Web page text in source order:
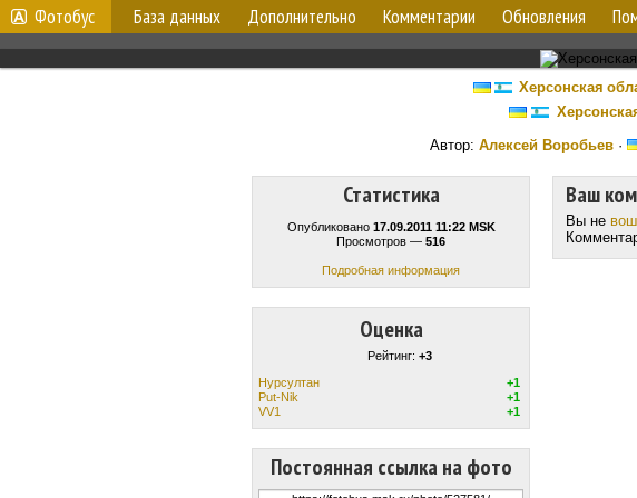
Фотобус База данных Дополнительно Комментарии Обновления
Херсонская
Автор: Алексей Воробьев·
Статистика
Опубликовано 17.09.2011 11:22 MSK
Просмотров — 516
Подробная информация
Оценка
Рейтинг: +3
Нурсултан
+1
Put-Nik
+1
VV1
+1
Постоянная ссылка на фото
Ваш
Вы не